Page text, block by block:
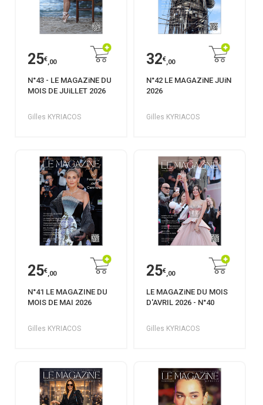
25€,00
N°43 - LE MAGAZiNE DU
MOIS DE JUiLLET 2026
Gilles KYRIACOS
32€,00
N°42 LE MAGAZiNE JUiN
2026
Gilles KYRIACOS
25€,00
N°41 LE MAGAZINE DU
MOIS DE MAI 2026
Gilles KYRIACOS
25€,00
LE MAGAZiNE DU MOIS
D'AVRIL 2026 - N°40
Gilles KYRIACOS